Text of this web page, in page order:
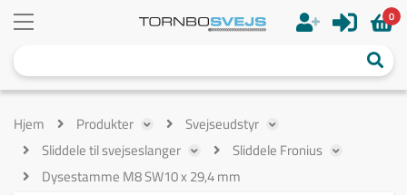
0
Hjem Produkter
Svejseudstyr
Sliddele til svejseslanger
Sliddele Fronius
Dysestamme M8 SW10 x 29,4 mm